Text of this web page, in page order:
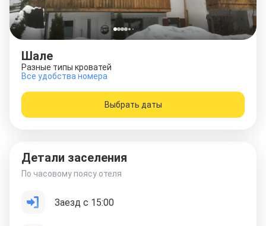
Шале
Разные типы кроватей
Все удобства номера
Выбрать даты
Детали заселения
По часовому поясу отеля
Заезд с 15:00